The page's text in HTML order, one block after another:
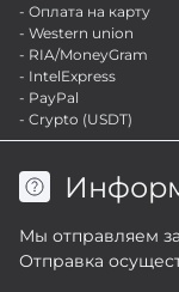
- Оплата на карту
- Western union
- RIA/MoneyGram
- IntelExpress
- PayPal
- Crypto (USDT)
Мы отправляем
Отправка